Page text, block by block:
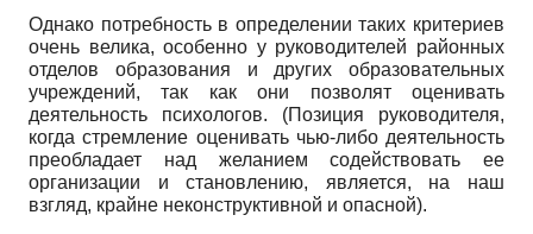
Однако потребность в определении таких критериев
очень велика, особенно у руководителей районных
отделов образования и других образовательных
учреждений, так как они позволят оценивать
деятельность психологов. (Позиция руководителя,
когда стремление оценивать чью-либо деятельность
преобладает над желанием содействовать ее
организации и становлению, является, на наш
взгляд, крайне неконструктивной и опасной).